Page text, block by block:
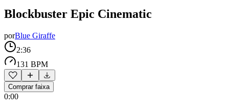
Blockbuster Epic Cinematic
porBlue Giraffe
2:36
131 BPM
Comprar faixa
0:00